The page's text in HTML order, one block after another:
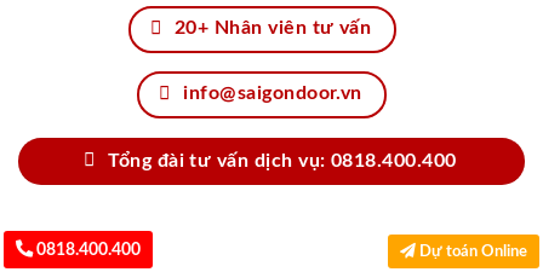
20+ Nhân viên tư vấn
info@saigondoor.vn
Tổng đài tư vấn dịch vụ: 0818.400.400
0818.400.400 Dự toán Online